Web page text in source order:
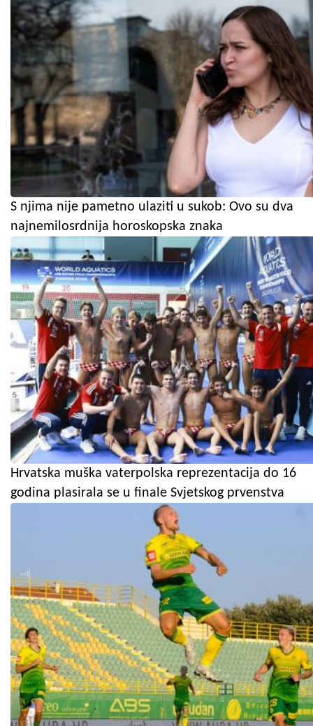
S njima nije pametno ulaziti u sukob: Ovo su dva
najnemilosrdnija horoskopska znaka
Hrvatska muška vaterpolska reprezentacija do 16
godina plasirala se u finale Svjetskog prvenstva